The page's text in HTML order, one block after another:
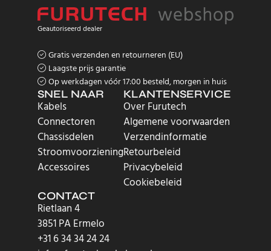
Geautoriseerd dealer
Gratis verzenden en retourneren (EU)
Laagste prijs garantie
Op werkdagen vóór 17:00 besteld, morgen in huis
SNEL NAAR
Kabels
Connectoren
Chassisdelen
Stroomvoorziening
Accessoires
KLANTENSERVICE
Over Furutech
Algemene voorwaarden
Verzendinformatie
Retourbeleid
Privacybeleid
Cookiebeleid
CONTACT
Rietlaan 4
3851 PA Ermelo
+31 6 34 34 24 24